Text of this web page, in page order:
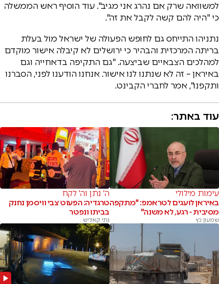
למשוואה שרק אם נהרג אני מגיב". עוד הוסיף ראש הממשלה
כי "היה להם קשה לקבל את זה".
נתניהו התייחס גם לחופש הפעולה של ישראל מול בעלת
בריתה המרכזית והבהיר כי ירושלים לא קיבלה אישור מוקדם
למהלכים הצבאיים שביצעה. "גם התקיפה בדאחייה וגם
באיראן – זה לא שנתנו לנו אישור. אנחנו הודענו לפני, הסברנו
ותקפנו", אמר לחברי הקבינט.
עוד באתר:
עימות מילולי
באיראן לועגים לטראמפ: "מתקפה
מסיבית - רגע, לא משנה"
שמעון כץ
ה' נתן וה' לקח
טרגדיה: הפעוט צבי וויסמן נחנק
בביתו ונפטר
נתי קאליש